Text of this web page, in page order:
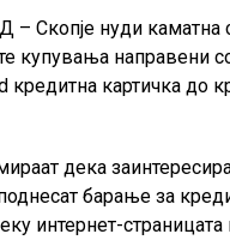
на податоците за
година, при
за ЕУ биле користени
квартал од 2025
и податоци од првиот
– Скопје нуди каматна
купувања направени
кредитна картичка до
дека
барање за
интернет-страницата